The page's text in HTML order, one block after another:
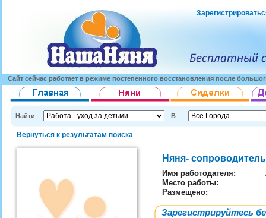
Сайт сейчас работает в режиме постепенного восстановления после
Найти В
Вернуться к результатам поиска
Няня-
Имя работодателя:
Место работы:
Размещено:
Зарегистрируйтесь